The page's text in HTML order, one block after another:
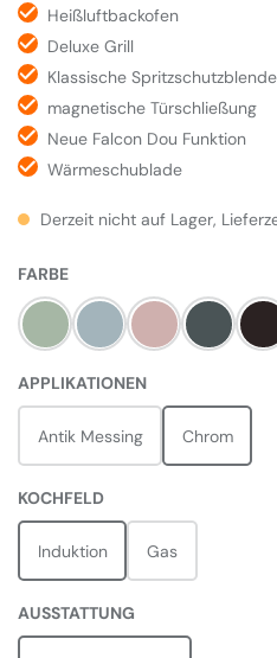
Heißluftbackofen
Deluxe Grill
Klassische Spritzschutzblende
magnetische Türschließung
Neue Falcon Dou Funktion
Wärmeschublade
Derzeit nicht auf Lager,
FARBEAUSWÄHLEN
Mint Misty BluePale Pink Slate
APPLIKATIONENAUSWÄHLEN
Antik Messing Chrom
KOCHFELDAUSWÄHLEN
Induktion Gas
AUSSTATTUNG